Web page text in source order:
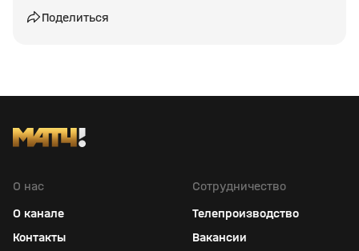
Поделиться
О нас
О канале
Контакты
Сотрудничество
Телепроизводство
Вакансии